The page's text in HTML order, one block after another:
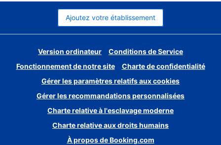
Ajoutez votre établissement
Version ordinateur
Conditions de Service
Fonctionnement de notre site
Charte de confidentialité
Gérer les paramètres relatifs aux cookies
Gérer les recommandations personnalisées
Charte relative à l'esclavage moderne
Charte relative aux droits humains
À propos de Booking.com